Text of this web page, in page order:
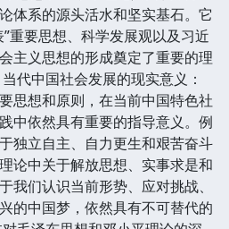
体系的源头活水和坚实基石。它
重要思想、科学发展观以及习近
主义思想的形成奠定了重要的理
代中国社会发展的现实意义：
思想和原则，在当前中国特色社
中依然具有重要的指导意义。例
独立自主、自力更生和艰苦奋斗
论中关于解放思想、实事求是和
我们认识当前形势、应对挑战、
的中国梦，依然具有不可替代的